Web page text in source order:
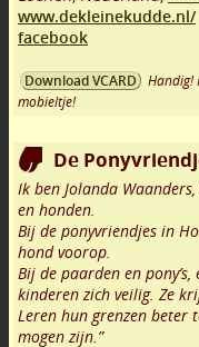
www.dekleinekudde.nl/
facebook
Download VCARD
Handig!
mobieltje!
De
Ik ben Jolanda
en honden.
Bij de ponyvriendjes in
hond voorop.
Bij de paarden en
kinderen zich veilig. Ze
Leren hun grenzen beter
mogen zijn.”